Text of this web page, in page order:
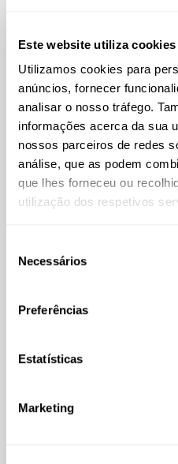
Este website utiliza cookies
Utilizamos cookies para
anúncios, fornecer
analisar o nosso tráfego.
informações acerca da sua
nossos parceiros de redes
análise, que as podem
que lhes forneceu ou
utilização dos respetivos
Necessários
Preferências
Estatísticas
Marketing
09 JUL 2026
Diogo Pereira Duarte alerta
para trás na reforma